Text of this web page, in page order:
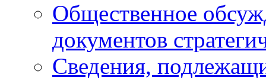
Общественное
документов
Сведения,